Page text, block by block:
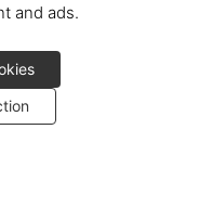
and ads.